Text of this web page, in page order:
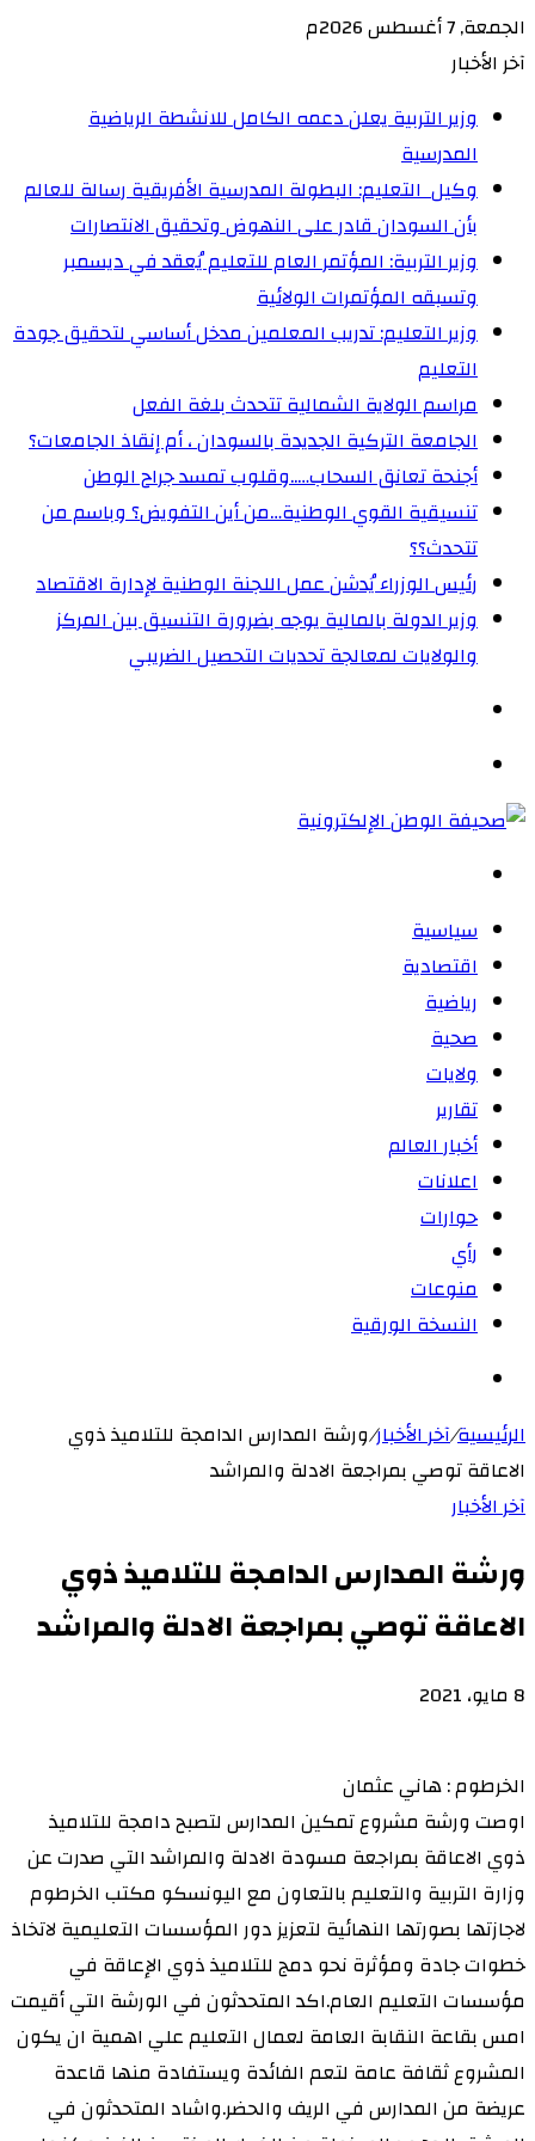
الجمعة, 7 أغسطس 2026م
آخر الأخبار
وزير التربية يعلن دعمه الكامل للانشطة الرياضية
المدرسية
وكيل التعليم: البطولة المدرسية الأفريقية رسالة للعالم
بأن السودان قادر على النهوض وتحقيق الانتصارات
وزير التربية: المؤتمر العام للتعليم يُعقد في ديسمبر
وتسبقه المؤتمرات الولائية
وزير التعليم: تدريب المعلمين مدخل أساسي لتحقيق جودة
التعليم
مراسم الولاية الشمالية تتحدث بلغة الفعل
الجامعة التركية الجديدة بالسودان ، أم إنقاذ الجامعات؟
أجنحة تعانق السحاب…..وقلوب تمسد جراح الوطن
تنسيقية القوي الوطنية…من أين التفويض؟ وباسم من
تتحدث؟؟
رئيس الوزراء يُدشن عمل اللجنة الوطنية لإدارة الاقتصاد
وزير الدولة بالمالية يوجه بضرورة التنسيق بين المركز
والولايات لمعالجة تحديات التحصيل الضريبي‏
سياسية
اقتصادية
رياضية
صحية
ولايات
تقارير
أخبار العالم
اعلانات
حوارات
رأي
منوعات
النسخة الورقية
الرئيسية/آخر الأخبار/ورشة المدارس الدامجة للتلاميذ ذوي
الاعاقة توصي بمراجعة الادلة والمراشد
آخر الأخبار
ورشة المدارس الدامجة للتلاميذ ذوي
الاعاقة توصي بمراجعة الادلة والمراشد
8 مايو، 2021
الخرطوم : هاني عثمان
اوصت ورشة مشروع تمكين المدارس لتصبح دامجة للتلاميذ
ذوي الاعاقة بمراجعة مسودة الادلة والمراشد التي صدرت عن
وزارة التربية والتعليم بالتعاون مع اليونسكو مكتب الخرطوم
لاجازتها بصورتها النهائية لتعزيز دور المؤسسات التعليمية لاتخاذ
خطوات جادة ومؤثرة نحو دمج للتلاميذ ذوي الإعاقة في
مؤسسات التعليم العام.اكد المتحدثون في الورشة التي أقيمت
امس بقاعة النقابة العامة لعمال التعليم علي اهمية ان يكون
المشروع ثقافة عامة لتعم الفائدة ويستفادة منها قاعدة
عريضة من المدارس في الريف والحضر.واشاد المتحدثون في